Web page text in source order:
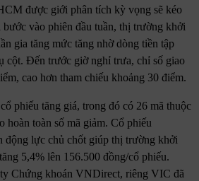
được giới phân tích kỳ vọng sẽ kéo
vào phiên đầu tuần, thị trường khởi
gia tăng mức tăng nhờ dòng tiền tập
cột. Đến trước giờ nghỉ trưa, chỉ số giao
cao hơn tham chiếu khoảng 30 điểm.
phiếu tăng giá, trong đó có 26 mã thuộc
hoàn toàn số mã giảm. Cổ phiếu
lực chủ chốt giúp thị trường khởi
5,4% lên 156.500 đồng/cổ phiếu.
Chứng khoán VNDirect, riêng VIC đã